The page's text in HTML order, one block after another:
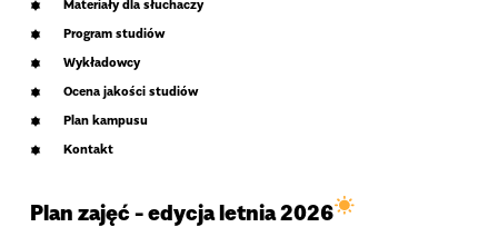
Materiały dla słuchaczy
Program studiów
Wykładowcy
Ocena jakości studiów
Plan kampusu
Kontakt
Plan zajęć - edycja letnia 2026